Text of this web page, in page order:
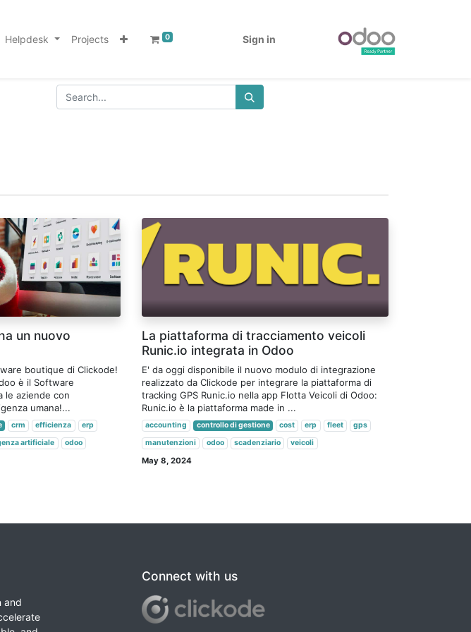
Helpdesk Projects 0 Sign in
un nuovo
boutique di Clickode!
è il Software
le aziende con
umana!...
crm efficienza
erp
artificiale odoo
La piattaforma di tracciamento veicoli
Runic.io integrata in Odoo
E' da oggi disponibile il nuovo modulo di integrazione
realizzato da Clickode per integrare la piattaforma di
tracking GPS Runic.io nella app Flotta Veicoli di Odoo:
Runic.io è la piattaforma made in ...
accounting controllo di gestione cost erp fleet
gps
manutenzioni
odoo scadenziario veicoli
May 8, 2024
and
Connect with us